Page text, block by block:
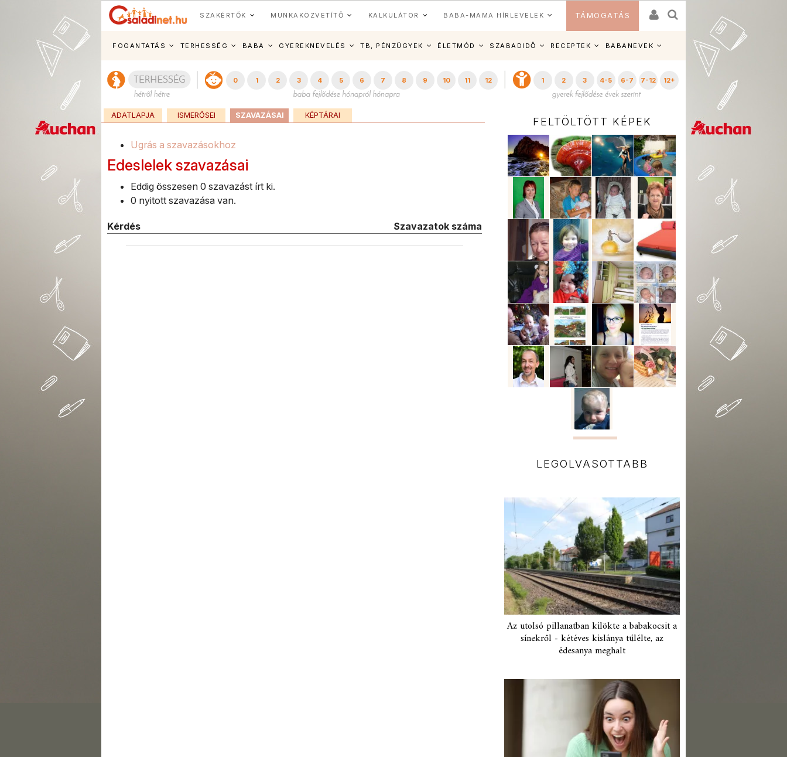
SZAKÉRTŐK MUNKAKÖZVETÍTŐ KALKULÁTOR BABA-MAMA HÍRLEVELEK TÁMOGATÁS
FOGANTATÁS TERHESSÉG BABA GYEREKNEVELÉS TB, PÉNZÜGYEK ÉLETMÓD SZABADIDŐ RECEPTEK BABANEVEK
0 1 2 3 4 5 6 7 8 9 10 11 12 1 2 3 4-5 6-7 7-12 12+
ADATLAPJA ISMERŐSEI SZAVAZÁSAI KÉPTÁRAI
Ugrás a szavazásokhoz
Edeslelek szavazásai
Eddig összesen 0 szavazást írt ki.
0 nyitott szavazása van.
Kérdés Szavazatok száma
FELTÖLTÖTT KÉPEK
LEGOLVASOTTABB
Az utolsó pillanatban kilökte a babakocsit a
sínekről - kétéves kislánya túlélte, az
édesanya meghalt